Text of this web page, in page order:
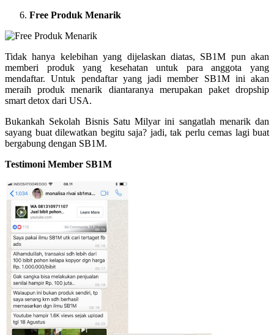
Free Produk Menarik
Tidak hanya kelebihan yang dijelaskan diatas, SB1M pun akan
memberi produk yang kesehatan untuk para anggota yang
mendaftar. Untuk pendaftar yang jadi member SB1M ini akan
meraih produk menarik diantaranya merupakan paket dropship
smart detox dari USA.
Bukankah Sekolah Bisnis Satu Milyar ini sangatlah menarik dan
sayang buat dilewatkan begitu saja? jadi, tak perlu cemas lagi buat
bergabung dengan SB1M.
Testimoni Member SB1M